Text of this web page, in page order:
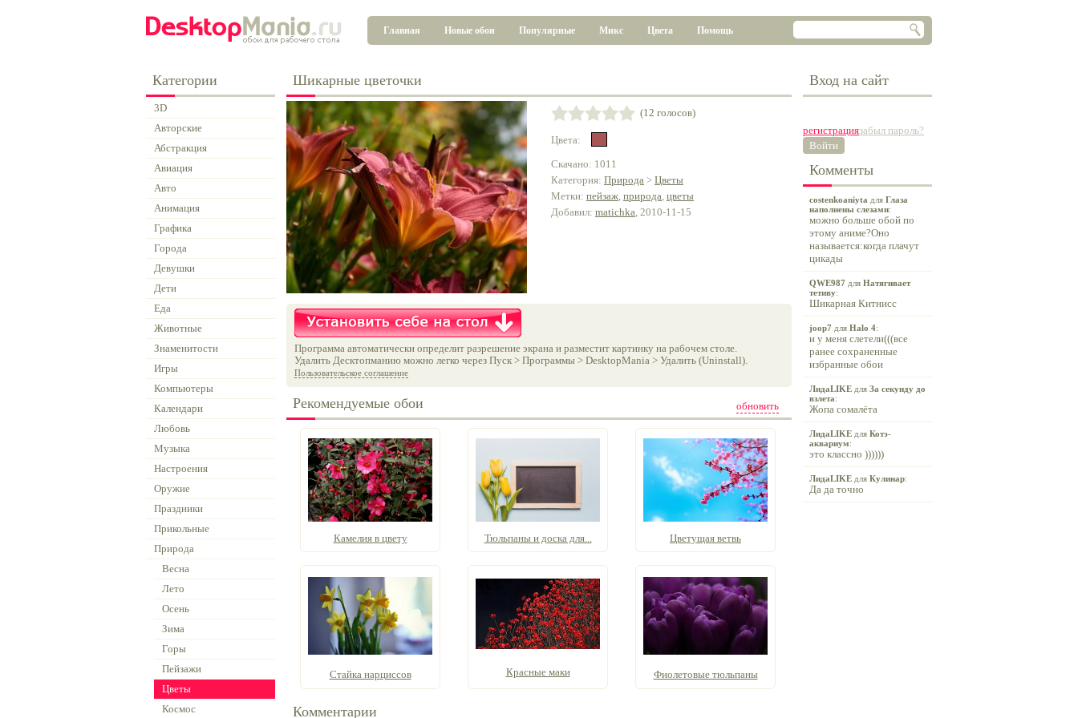
Главная Новые обои Популярные Микс Цвета Помощь
Категории
3D
Авторские
Абстракция
Авиация
Авто
Анимация
Графика
Города
Девушки
Дети
Еда
Животные
Знаменитости
Игры
Компьютеры
Календари
Любовь
Музыка
Настроения
Оружие
Праздники
Прикольные
Природа
Весна
Лето
Осень
Зима
Горы
Пейзажи
Цветы
Космос
Шикарные цветочки
(12 голосов)
Цвета:
Скачано: 1011
Категория: Природа > Цветы
Метки: пейзаж, природа, цветы
Добавил: matichka, 2010-11-15
Программа автоматически определит разрешение экрана и разместит картинку на рабочем столе.
Удалить Десктопманию можно легко через Пуск > Программы > DesktopMania > Удалить (Uninstall).
Пользовательское соглашение
обновить
Рекомендуемые обои
Камелия в цвету Тюльпаны и доска для... Цветущая ветвь
Стайка нарциссов Красные маки Фиолетовые тюльпаны
Комментарии
Вход на сайт
регистрациязабыл пароль?
Войти
Комменты
costenkoaniyta для Глаза
наполнены слезами:
можно больше обой по
этому аниме?Оно
называется:когда плачут
цикады
QWE987 для Натягивает
тетиву:
Шикарная Китнисс
joop7 для Halo 4:
и у меня слетели(((все
ранее сохраненные
избранные обои
ЛидаLIKE для За секунду до
взлета:
Жопа сомалёта
ЛидаLIKE для Котэ-
аквариум:
это классно ))))))
ЛидаLIKE для Кулинар:
Да да точно